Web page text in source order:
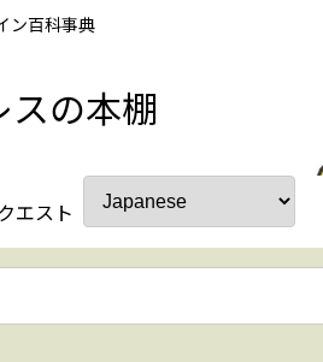
ン百科事典
スの本棚
エスト